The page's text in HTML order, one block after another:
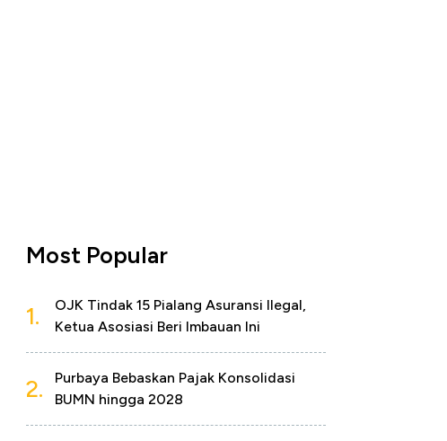
Most Popular
1.
OJK Tindak 15 Pialang Asuransi Ilegal,
Ketua Asosiasi Beri Imbauan Ini
2.
Purbaya Bebaskan Pajak Konsolidasi
BUMN hingga 2028